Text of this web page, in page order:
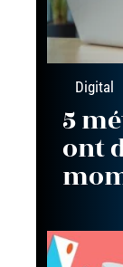
Digital
5
ont